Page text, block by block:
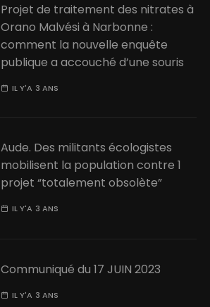
Projet de traitement des nitrates à
Orano Malvési à Narbonne :
comment la nouvelle enquête
publique a accouché d’une souris
IL Y'A 3 ANS
Aude. Des militants écologistes
mobilisent la population contre 1
projet “totalement obsolète”
IL Y'A 3 ANS
Communiqué du 17 JUIN 2023
IL Y'A 3 ANS